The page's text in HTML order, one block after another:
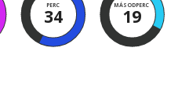
PERC
34
MÁSODPERC
18